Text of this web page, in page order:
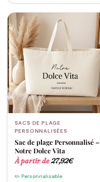
SACS DE PLAGE
PERSONNALISÉES
Sac de plage Personnalisé –
Notre Dolce Vita
À partir de27,92€
✏️ Personnalisable